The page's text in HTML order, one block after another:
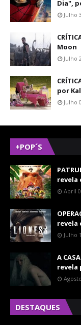
Dia",
Julho
Moon
Julho
por
Julho
+POP´S
revela
Abril
revela
Julho
A
revela
DESTAQUES